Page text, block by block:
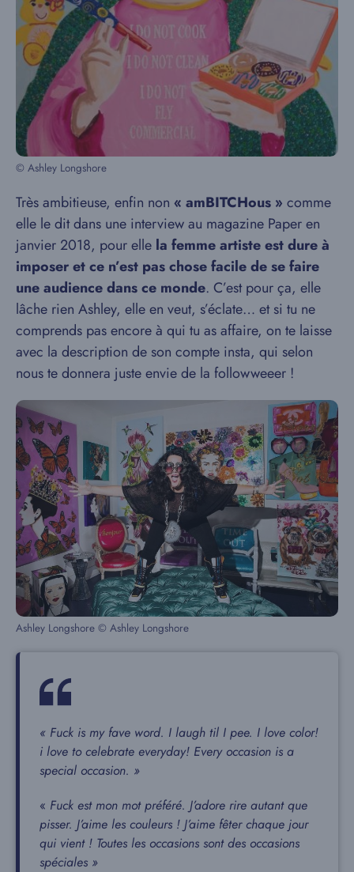
© Ashley Longshore
Très ambitieuse, enfin non « amBITCHous » comme
elle le dit dans une interview au magazine Paper en
janvier 2018, pour elle la femme artiste est dure à
imposer et ce n’est pas chose facile de se faire
une audience dans ce monde. C’est pour ça, elle
lâche rien Ashley, elle en veut, s’éclate… et si tu ne
comprends pas encore à qui tu as affaire, on te laisse
avec la description de son compte insta, qui selon
nous te donnera juste envie de la followweeer !
Ashley Longshore © Ashley Longshore
« Fuck is my fave word. I laugh til I pee. I love color!
i love to celebrate everyday! Every occasion is a
special occasion. »
« Fuck est mon mot préféré. J’adore rire autant que
pisser. J’aime les couleurs ! J’aime fêter chaque jour
qui vient ! Toutes les occasions sont des occasions
spéciales »